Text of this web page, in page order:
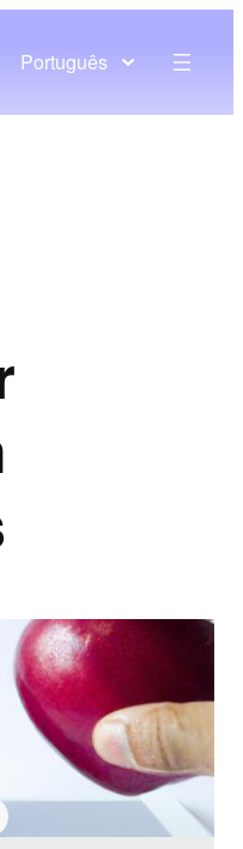
Português